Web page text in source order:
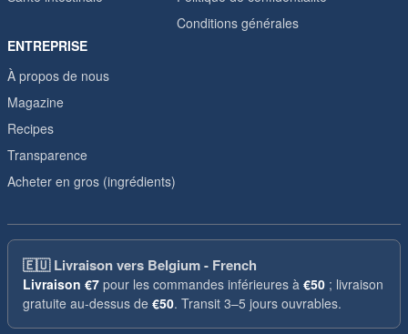
Conditions générales
ENTREPRISE
À propos de nous
Magazine
Recipes
Transparence
Acheter en gros (ingrédients)
🇪🇺Livraison vers Belgium - French
Livraison €7 pour les commandes inférieures à €50 ; livraison
gratuite au-dessus de €50. Transit 3–5 jours ouvrables.